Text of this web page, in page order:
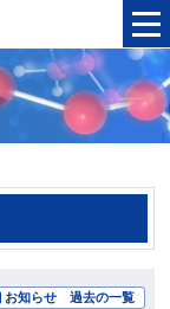
お知らせ 過去の一覧